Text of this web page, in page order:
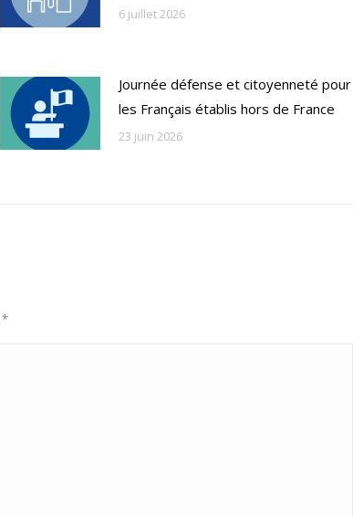
6 juillet 2026
Journée défense et citoyenneté pour
les Français établis hors de France
23 juin 2026
*